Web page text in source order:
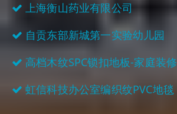
上海衡山药业有限公司
自贡东部新城第一实验幼儿园
高档木纹SPC锁扣地板-家庭装修
虹信科技办公室编织纹PVC地毯